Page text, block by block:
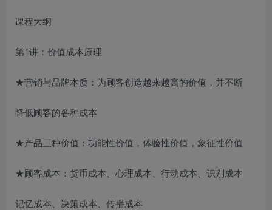
课程大纲
第1讲：价值成本原理
★营销与品牌本质：为顾客创造越来越高的价值，并不断
降低顾客的各种成本
★产品三种价值：功能性价值，体验性价值，象征性价值
★顾客成本：货币成本、心理成本、行动成本、识别成本
记忆成本、决策成本、传播成本